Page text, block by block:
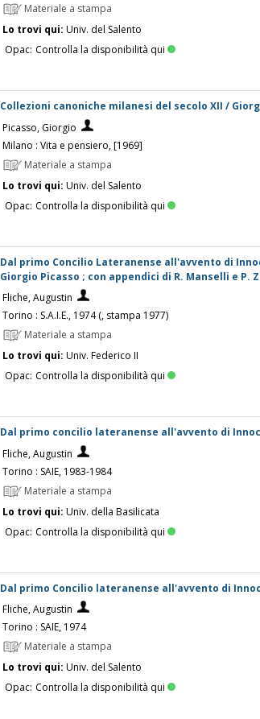
Materiale a stampa
Lo trovi qui: Univ. del Salento
Opac: Controlla la disponibilità qui
Collezioni canoniche milanesi del secolo XII /
Picasso, Giorgio
Milano : Vita e pensiero, [1969]
Materiale a stampa
Lo trovi qui: Univ. del Salento
Opac: Controlla la disponibilità qui
Dal primo Concilio Lateranense all'avvento di
Giorgio Picasso ; con appendici di R. Manselli e P.
Fliche, Augustin
Torino : S.A.I.E., 1974 (, stampa 1977)
Materiale a stampa
Lo trovi qui: Univ. Federico II
Opac: Controlla la disponibilità qui
Dal primo concilio lateranense all'avvento di
Fliche, Augustin
Torino : SAIE, 1983-1984
Materiale a stampa
Lo trovi qui: Univ. della Basilicata
Opac: Controlla la disponibilità qui
Dal primo Concilio lateranense all'avvento di
Fliche, Augustin
Torino : SAIE, 1974
Materiale a stampa
Lo trovi qui: Univ. del Salento
Opac: Controlla la disponibilità qui